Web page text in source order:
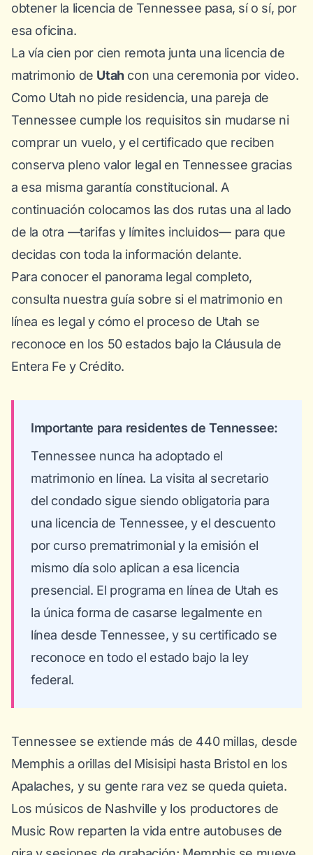
obtener la licencia de Tennessee pasa, sí o sí, por
esa oficina.
La vía cien por cien remota junta una licencia de
matrimonio de Utah con una ceremonia por video.
Como Utah no pide residencia, una pareja de
Tennessee cumple los requisitos sin mudarse ni
comprar un vuelo, y el certificado que reciben
conserva pleno valor legal en Tennessee gracias
a esa misma garantía constitucional. A
continuación colocamos las dos rutas una al lado
de la otra —tarifas y límites incluidos— para que
decidas con toda la información delante.
Para conocer el panorama legal completo,
consulta nuestra guía sobre si el matrimonio en
línea es legal y cómo el proceso de Utah se
reconoce en los 50 estados bajo la Cláusula de
Entera Fe y Crédito.
Importante para residentes de Tennessee:
Tennessee nunca ha adoptado el
matrimonio en línea. La visita al secretario
del condado sigue siendo obligatoria para
una licencia de Tennessee, y el descuento
por curso prematrimonial y la emisión el
mismo día solo aplican a esa licencia
presencial. El programa en línea de Utah es
la única forma de casarse legalmente en
línea desde Tennessee, y su certificado se
reconoce en todo el estado bajo la ley
federal.
Tennessee se extiende más de 440 millas, desde
Memphis a orillas del Misisipi hasta Bristol en los
Apalaches, y su gente rara vez se queda quieta.
Los músicos de Nashville y los productores de
Music Row reparten la vida entre autobuses de